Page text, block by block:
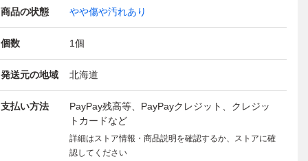
商品の状態 やや傷や汚れあり
個数 1個
発送元の地域 北海道
支払い方法
PayPay残高等、PayPayクレジット、クレジッ
トカードなど
詳細はストア情報・商品説明を確認するか、ストアに確
認してください